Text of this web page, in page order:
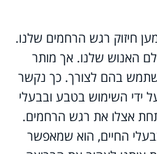
חיזוק רגש הרחמים שלנו.
האנוש שלנו. אך מותר
בהם לצורך. כך נקשר
ידי השימוש בטבע ובבעלי
אצלו את רגש הרחמים.
החיים, הוא שמאפשר